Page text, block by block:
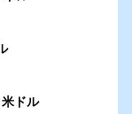
ドル